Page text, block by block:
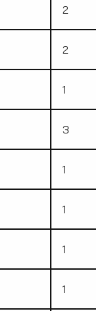
2
2
1
3
1
1
1
1